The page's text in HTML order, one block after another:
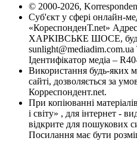
© 2000-2026,
Суб'єкт у сфері онлайн-
«КореспонденТ.net»
ХАРКІВСЬКЕ ШОСЕ,
sunlight@mediadim.com.ua
Ідентифікатор медіа –
Використання будь-яких
сайті, дозволяється за
Корреспондент.net.
При копіюванні
і світу» , для інтернет -
відкрите для пошукових
Посилання має бути